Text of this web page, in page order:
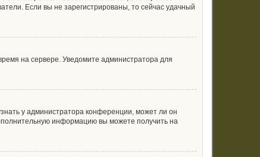
Если вы не зарегистрированы, то сейчас удачный
на сервере. Уведомите администратора для
у администратора конференции, может ли он
информацию вы можете получить на